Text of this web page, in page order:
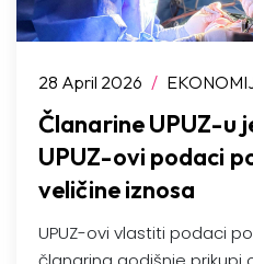
28 April 2026 /
Članarine UPUZ-u
UPUZ-ovi podaci
veličine iznosa
UPUZ-ovi vlastiti podaci